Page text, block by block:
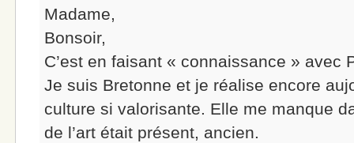
Madame,
Bonsoir,
C’est en faisant « connaissance » avec
Je suis Bretonne et je réalise encore
culture si valorisante. Elle me manque
de l’art était présent, ancien.